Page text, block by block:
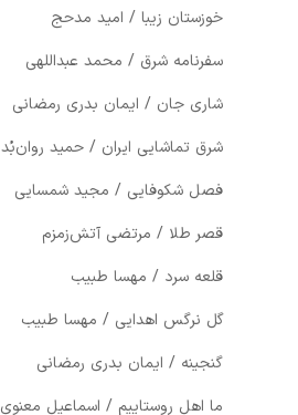
خوزستان زیبا / امید مدحج
سفرنامه شرق / محمد عبداللهی
شاری جان / ایمان بدری رمضانی
شرق تماشایی ایران / حمید روان‌بُد
فصل شکوفایی / مجید شمسایی
قصر طلا / مرتضی آتش‌زمزم
قلعه سرد / مهسا طبیب
گل نرگس اهدایی / مهسا طبیب
گنجینه / ایمان بدری رمضانی
ما اهل روستاییم / اسماعیل معنوی